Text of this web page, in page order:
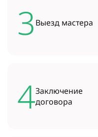
3 Выезд мастера
4Заключение
договора